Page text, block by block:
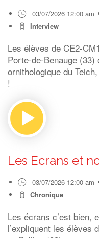
03/07/2026 12:00 am
Interview
Les élèves de CE2-
Porte-de-Benauge
ornithologique du
!
Les Ecrans et
03/07/2026 12:00 am
Chronique
Les écrans c’est bien,
l’expliquent les élèves